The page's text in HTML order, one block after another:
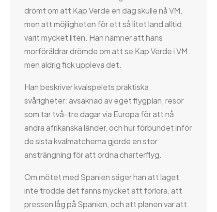
drömt om att Kap Verde en dag skulle nå VM,
men att möjligheten för ett så litet land alltid
varit mycket liten. Han nämner att hans
morföräldrar drömde om att se Kap Verde i VM
men aldrig fick uppleva det.
Han beskriver kvalspelets praktiska
svårigheter: avsaknad av eget flygplan, resor
som tar två-tre dagar via Europa för att nå
andra afrikanska länder, och hur förbundet inför
de sista kvalmatcherna gjorde en stor
ansträngning för att ordna charterflyg.
Om mötet med Spanien säger han att laget
inte trodde det fanns mycket att förlora, att
pressen låg på Spanien, och att planen var att